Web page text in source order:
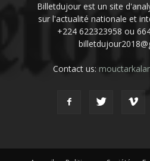
Billetdujour est un site
sur l'actualité nationale et
+224 622323958 ou
Contact us: